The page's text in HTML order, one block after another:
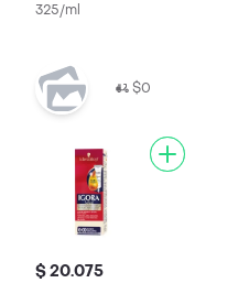
Natural N.6.50
325/ml
$0
$ 20.075